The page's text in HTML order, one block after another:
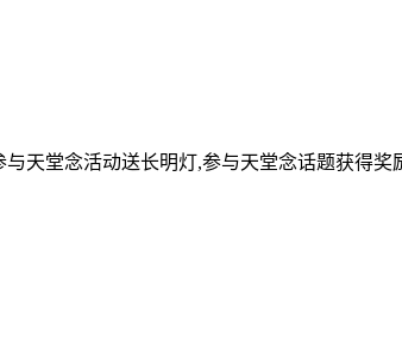
天堂念活动送长明灯,参与天堂念话题获得奖